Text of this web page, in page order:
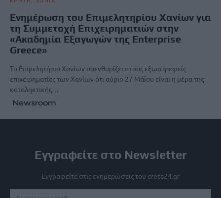
Ενημέρωση του Επιμελητηρίου Χανίων για
τη Συμμετοχή Επιχειρηματιών στην
«Ακαδημία Εξαγωγών της Enterprise
Greece»
Το Επιμελητήριο Χανίων υπενθυμίζει στους εξωστρεφείς
επιχειρηματίες των Χανίων ότι αύριο 27 Μάϊου είναι η μέρα της
καταληκτικής…
Newsroom
Εγγραφείτε στο Newsletter
Εγγραφείτε στις ενημερώσεις του creta24.gr